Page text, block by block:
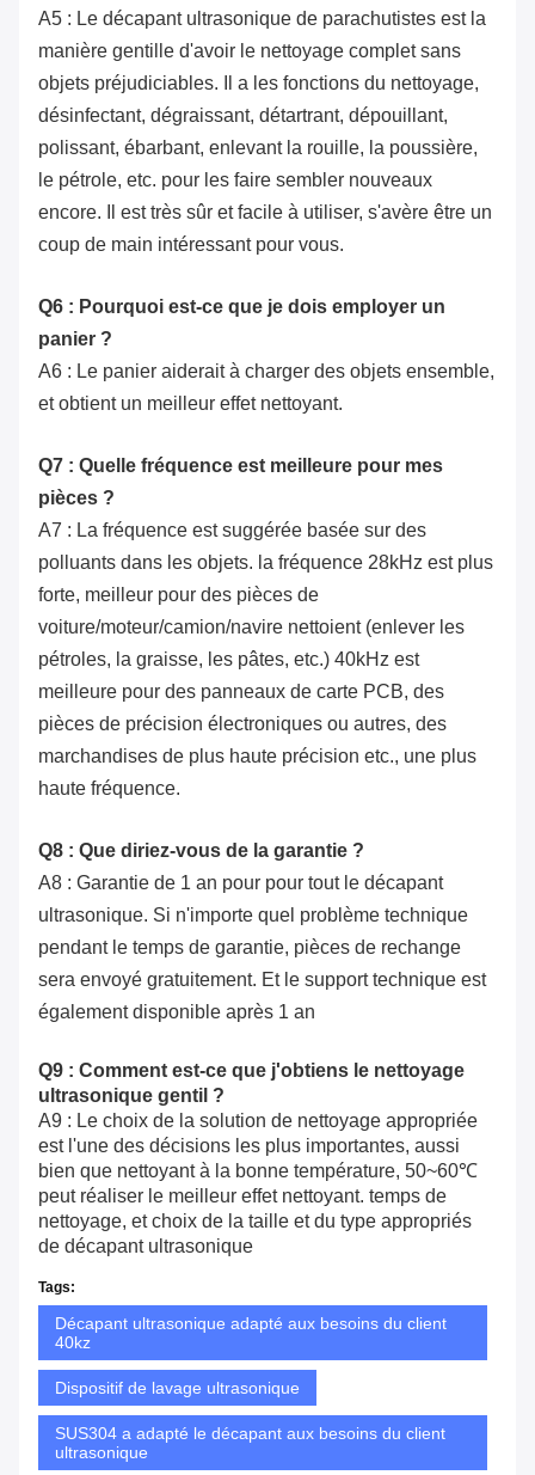
A5 : Le décapant ultrasonique de parachutistes est la
manière gentille d'avoir le nettoyage complet sans
objets préjudiciables. Il a les fonctions du nettoyage,
désinfectant, dégraissant, détartrant, dépouillant,
polissant, ébarbant, enlevant la rouille, la poussière,
le pétrole, etc. pour les faire sembler nouveaux
encore. Il est très sûr et facile à utiliser, s'avère être un
coup de main intéressant pour vous.
Q6 : Pourquoi est-ce que je dois employer un
panier ?
A6 : Le panier aiderait à charger des objets ensemble,
et obtient un meilleur effet nettoyant.
Q7 : Quelle fréquence est meilleure pour mes
pièces ?
A7 : La fréquence est suggérée basée sur des
polluants dans les objets. la fréquence 28kHz est plus
forte, meilleur pour des pièces de
voiture/moteur/camion/navire nettoient (enlever les
pétroles, la graisse, les pâtes, etc.) 40kHz est
meilleure pour des panneaux de carte PCB, des
pièces de précision électroniques ou autres, des
marchandises de plus haute précision etc., une plus
haute fréquence.
Q8 : Que diriez-vous de la garantie ?
A8 : Garantie de 1 an pour pour tout le décapant
ultrasonique. Si n'importe quel problème technique
pendant le temps de garantie, pièces de rechange
sera envoyé gratuitement. Et le support technique est
également disponible après 1 an
Q9 : Comment est-ce que j'obtiens le nettoyage
ultrasonique gentil ?
A9 : Le choix de la solution de nettoyage appropriée
est l'une des décisions les plus importantes, aussi
bien que nettoyant à la bonne température, 50~60℃
peut réaliser le meilleur effet nettoyant. temps de
nettoyage, et choix de la taille et du type appropriés
de décapant ultrasonique
Tags:
Décapant ultrasonique adapté aux besoins du client
40kz
Dispositif de lavage ultrasonique
SUS304 a adapté le décapant aux besoins du client
ultrasonique